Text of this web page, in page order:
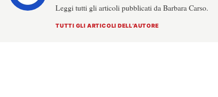
Leggi tutti gli articoli pubblicati da Barbara Carso.
TUTTI GLI ARTICOLI DELL’AUTORE